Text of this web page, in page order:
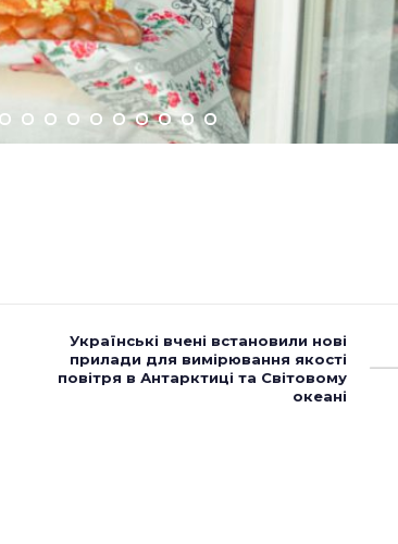
Next
Post
Українські вчені встановили нові
прилади для вимірювання якості
повітря в Антарктиці та Світовому
океані